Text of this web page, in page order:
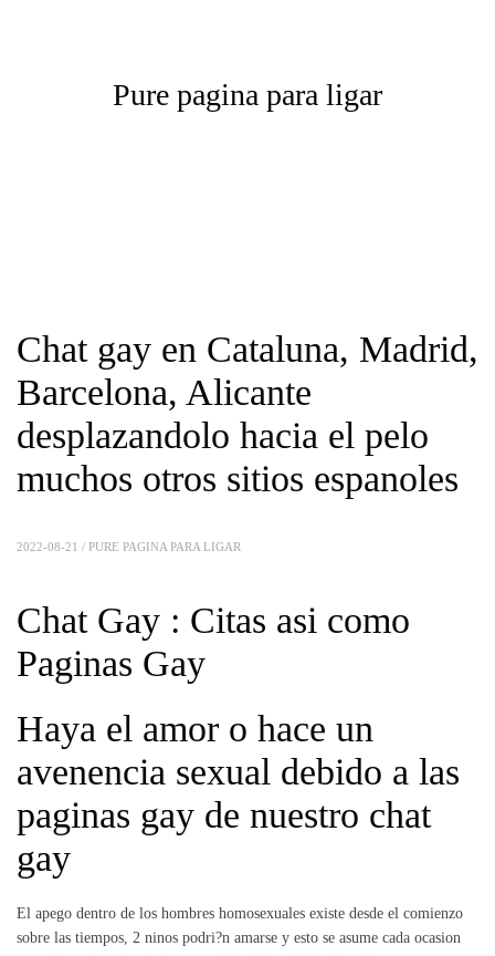
Pure pagina para ligar
Chat gay en Cataluna, Madrid,
Barcelona, Alicante
desplazandolo hacia el pelo
muchos otros sitios espanoles
2022-08-21 / PURE PAGINA PARA LIGAR
Chat Gay : Citas asi­ como
Paginas Gay
Haya el amor o hace un
avenencia sexual debido a las
paginas gay de nuestro chat
gay
El apego dentro de los hombres homosexuales existe desde el comienzo
sobre las tiempos, 2 ninos podri?n amarse y esto se asume cada ocasion